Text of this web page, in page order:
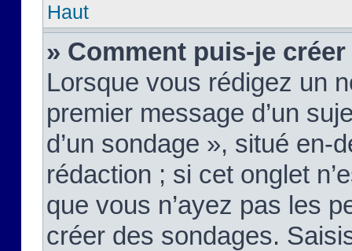
Haut
» Comment puis-je
Lorsque vous rédigez un
premier message d’un
d’un sondage », situé en-
rédaction ; si cet onglet
que vous n’ayez pas les
créer des sondages.